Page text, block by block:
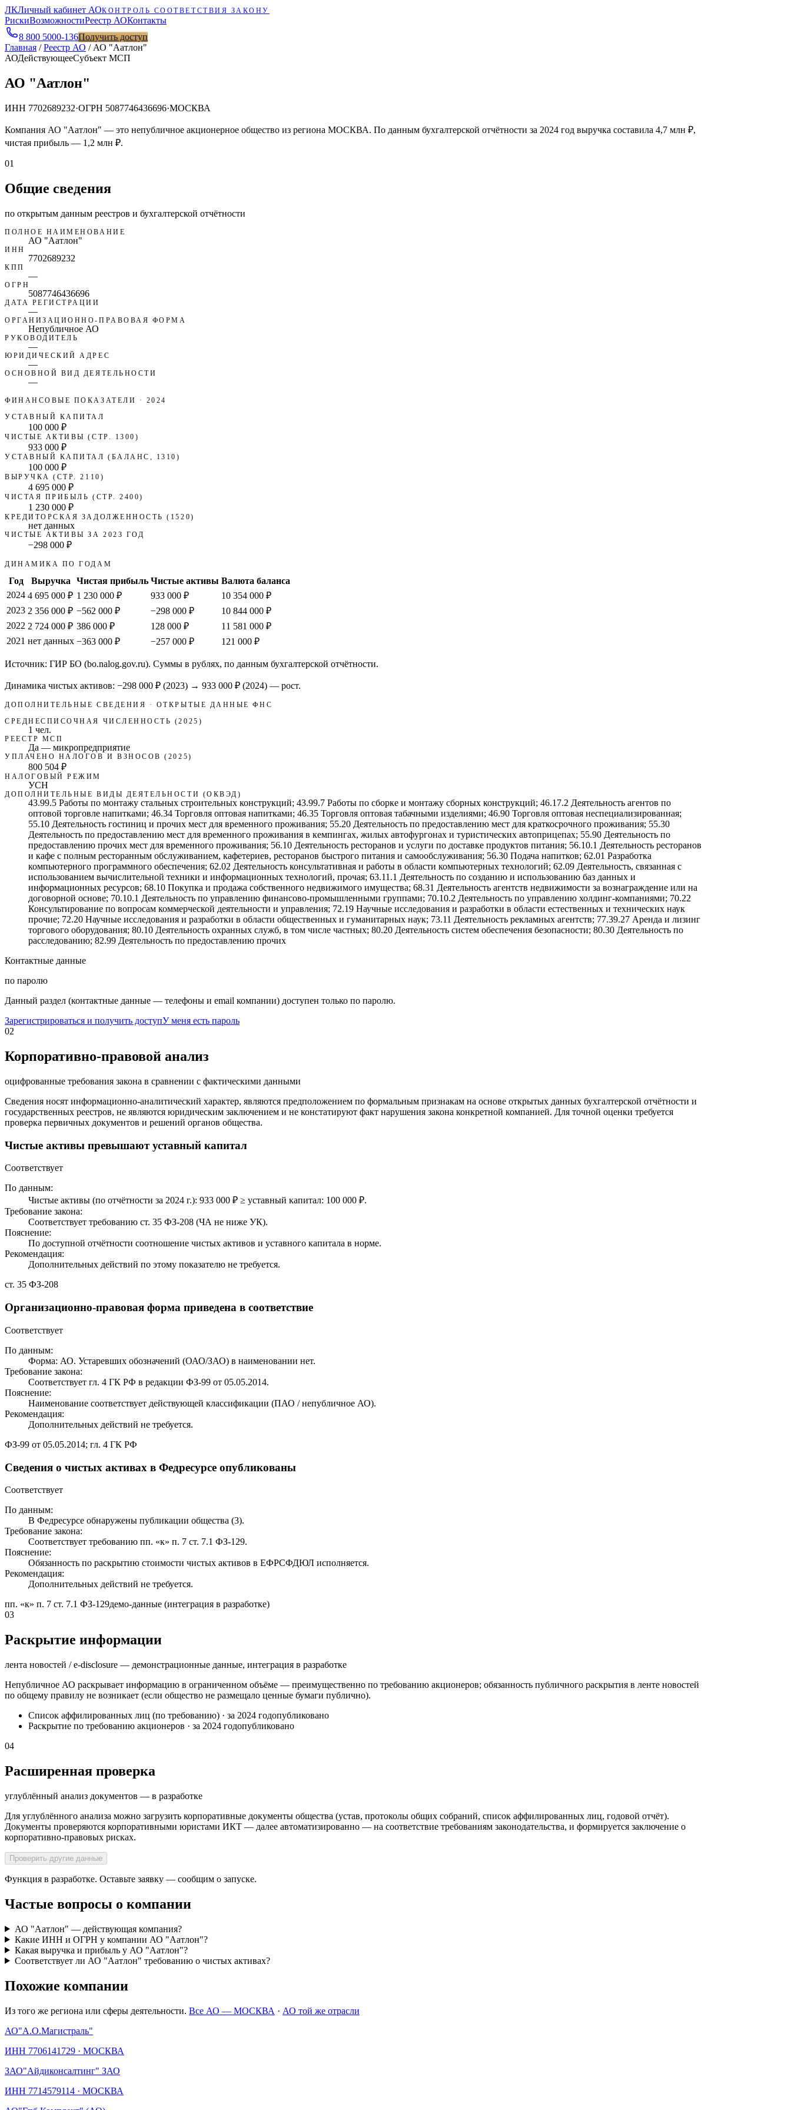
ЛКЛичный кабинет АОКОНТРОЛЬ СООТВЕТСТВИЯ ЗАКОНУ
РискиВозможностиРеестр АОКонтакты
8 800 5000-136Получить доступ
Главная /Реестр АО / АО "Аатлон"
АОДействующееСубъект МСП
АО "Аатлон"
ИНН 7702689232·ОГРН 5087746436696·МОСКВА
Компания АО "Аатлон" — это непубличное акционерное общество из региона МОСКВА. По данным бухгалтерской отчётности за 2024 год выручка составила 4,7 млн ₽,
чистая прибыль — 1,2 млн ₽.
01
Общие сведения
по открытым данным реестров и бухгалтерской отчётности
ПОЛНОЕ НАИМЕНОВАНИЕ
АО "Аатлон"
ИНН
7702689232
КПП
—
ОГРН
5087746436696
ДАТА РЕГИСТРАЦИИ
—
ОРГАНИЗАЦИОННО-ПРАВОВАЯ ФОРМА
Непубличное АО
РУКОВОДИТЕЛЬ
—
ЮРИДИЧЕСКИЙ АДРЕС
—
ОСНОВНОЙ ВИД ДЕЯТЕЛЬНОСТИ
—
ФИНАНСОВЫЕ ПОКАЗАТЕЛИ · 2024
УСТАВНЫЙ КАПИТАЛ
100 000 ₽
ЧИСТЫЕ АКТИВЫ (СТР. 1300)
933 000 ₽
УСТАВНЫЙ КАПИТАЛ (БАЛАНС, 1310)
100 000 ₽
ВЫРУЧКА (СТР. 2110)
4 695 000 ₽
ЧИСТАЯ ПРИБЫЛЬ (СТР. 2400)
1 230 000 ₽
КРЕДИТОРСКАЯ ЗАДОЛЖЕННОСТЬ (1520)
нет данных
ЧИСТЫЕ АКТИВЫ ЗА 2023 ГОД
−298 000 ₽
ДИНАМИКА ПО ГОДАМ
Год Выручка Чистая прибыль Чистые активы Валюта баланса
2024 4 695 000 ₽ 1 230 000 ₽ 933 000 ₽
10 354 000 ₽
2023 2 356 000 ₽ −562 000 ₽ −298 000 ₽
10 844 000 ₽
2022 2 724 000 ₽ 386 000 ₽ 128 000 ₽
11 581 000 ₽
2021 нет данных −363 000 ₽ −257 000 ₽ 121 000 ₽
Источник: ГИР БО (bo.nalog.gov.ru). Суммы в рублях, по данным бухгалтерской отчётности.
Динамика чистых активов: −298 000 ₽ (2023) → 933 000 ₽ (2024) — рост.
ДОПОЛНИТЕЛЬНЫЕ СВЕДЕНИЯ · ОТКРЫТЫЕ ДАННЫЕ ФНС
СРЕДНЕСПИСОЧНАЯ ЧИСЛЕННОСТЬ (2025)
1 чел.
РЕЕСТР МСП
Да — микропредприятие
УПЛАЧЕНО НАЛОГОВ И ВЗНОСОВ (2025)
800 504 ₽
НАЛОГОВЫЙ РЕЖИМ
УСН
ДОПОЛНИТЕЛЬНЫЕ ВИДЫ ДЕЯТЕЛЬНОСТИ (ОКВЭД)
43.99.5 Работы по монтажу стальных строительных конструкций; 43.99.7 Работы по сборке и монтажу сборных конструкций; 46.17.2 Деятельность агентов по
оптовой торговле напитками; 46.34 Торговля оптовая напитками; 46.35 Торговля оптовая табачными изделиями; 46.90 Торговля оптовая неспециализированная;
55.10 Деятельность гостиниц и прочих мест для временного проживания; 55.20 Деятельность по предоставлению мест для краткосрочного проживания; 55.30
Деятельность по предоставлению мест для временного проживания в кемпингах, жилых автофургонах и туристических автоприцепах; 55.90 Деятельность по
предоставлению прочих мест для временного проживания; 56.10 Деятельность ресторанов и услуги по доставке продуктов питания; 56.10.1 Деятельность ресторанов
и кафе с полным ресторанным обслуживанием, кафетериев, ресторанов быстрого питания и самообслуживания; 56.30 Подача напитков; 62.01 Разработка
компьютерного программного обеспечения; 62.02 Деятельность консультативная и работы в области компьютерных технологий; 62.09 Деятельность, связанная с
использованием вычислительной техники и информационных технологий, прочая; 63.11.1 Деятельность по созданию и использованию баз данных и
информационных ресурсов; 68.10 Покупка и продажа собственного недвижимого имущества; 68.31 Деятельность агентств недвижимости за вознаграждение или на
договорной основе; 70.10.1 Деятельность по управлению финансово-промышленными группами; 70.10.2 Деятельность по управлению холдинг-компаниями; 70.22
Консультирование по вопросам коммерческой деятельности и управления; 72.19 Научные исследования и разработки в области естественных и технических наук
прочие; 72.20 Научные исследования и разработки в области общественных и гуманитарных наук; 73.11 Деятельность рекламных агентств; 77.39.27 Аренда и лизинг
торгового оборудования; 80.10 Деятельность охранных служб, в том числе частных; 80.20 Деятельность систем обеспечения безопасности; 80.30 Деятельность по
расследованию; 82.99 Деятельность по предоставлению прочих
Контактные данные
по паролю
Данный раздел (контактные данные — телефоны и email компании) доступен только по паролю.
Зарегистрироваться и получить доступУ меня есть пароль
02
Корпоративно-правовой анализ
оцифрованные требования закона в сравнении с фактическими данными
Сведения носят информационно-аналитический характер, являются предположением по формальным признакам на основе открытых данных бухгалтерской отчётности и
государственных реестров, не являются юридическим заключением и не констатируют факт нарушения закона конкретной компанией. Для точной оценки требуется
проверка первичных документов и решений органов общества.
Чистые активы превышают уставный капитал
Соответствует
По данным:
Чистые активы (по отчётности за 2024 г.): 933 000 ₽ ≥ уставный капитал: 100 000 ₽.
Требование закона:
Соответствует требованию ст. 35 ФЗ-208 (ЧА не ниже УК).
Пояснение:
По доступной отчётности соотношение чистых активов и уставного капитала в норме.
Рекомендация:
Дополнительных действий по этому показателю не требуется.
ст. 35 ФЗ-208
Организационно-правовая форма приведена в соответствие
Соответствует
По данным:
Форма: АО. Устаревших обозначений (ОАО/ЗАО) в наименовании нет.
Требование закона:
Соответствует гл. 4 ГК РФ в редакции ФЗ-99 от 05.05.2014.
Пояснение:
Наименование соответствует действующей классификации (ПАО / непубличное АО).
Рекомендация:
Дополнительных действий не требуется.
ФЗ-99 от 05.05.2014; гл. 4 ГК РФ
Сведения о чистых активах в Федресурсе опубликованы
Соответствует
По данным:
В Федресурсе обнаружены публикации общества (3).
Требование закона:
Соответствует требованию пп. «к» п. 7 ст. 7.1 ФЗ-129.
Пояснение:
Обязанность по раскрытию стоимости чистых активов в ЕФРСФДЮЛ исполняется.
Рекомендация:
Дополнительных действий не требуется.
пп. «к» п. 7 ст. 7.1 ФЗ-129демо-данные (интеграция в разработке)
03
Раскрытие информации
лента новостей / e-disclosure — демонстрационные данные, интеграция в разработке
Непубличное АО раскрывает информацию в ограниченном объёме — преимущественно по требованию акционеров; обязанность публичного раскрытия в ленте новостей
по общему правилу не возникает (если общество не размещало ценные бумаги публично).
Список аффилированных лиц (по требованию) · за 2024 годопубликовано
Раскрытие по требованию акционеров · за 2024 годопубликовано
04
Расширенная проверка
углублённый анализ документов — в разработке
Для углублённого анализа можно загрузить корпоративные документы общества (устав, протоколы общих собраний, список аффилированных лиц, годовой отчёт).
Документы проверяются корпоративными юристами ИКТ — далее автоматизированно — на соответствие требованиям законодательства, и формируется заключение о
корпоративно-правовых рисках.
Проверить другие данные
Функция в разработке. Оставьте заявку — сообщим о запуске.
Частые вопросы о компании
АО "Аатлон" — действующая компания?
Какие ИНН и ОГРН у компании АО "Аатлон"?
Какая выручка и прибыль у АО "Аатлон"?
Соответствует ли АО "Аатлон" требованию о чистых активах?
Похожие компании
Из того же региона или сферы деятельности. Все АО — МОСКВА · АО той же отрасли
АО"А.О.Магистраль"
ИНН 7706141729 · МОСКВА
ЗАО"Айдиконсалтинг" ЗАО
ИНН 7714579114 · МОСКВА